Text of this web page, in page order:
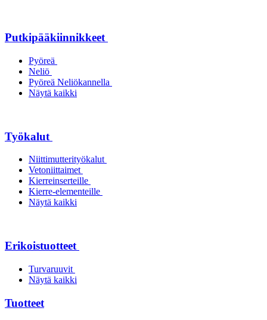
Putkipääkiinnikkeet
Pyöreä
Neliö
Pyöreä Neliökannella
Näytä kaikki
Työkalut
Niittimutterityökalut
Vetoniittaimet
Kierreinserteille
Kierre-elementeille
Näytä kaikki
Erikoistuotteet
Turvaruuvit
Näytä kaikki
Tuotteet